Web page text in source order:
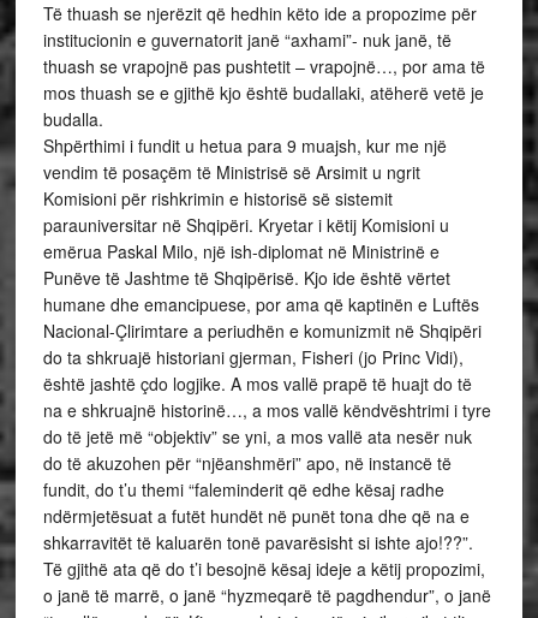
Të thuash se njerëzit që hedhin këto ide a propozime për
institucionin e guvernatorit janë “axhami”- nuk janë, të
thuash se vrapojnë pas pushtetit – vrapojnë…, por ama të
mos thuash se e gjithë kjo është budallaki, atëherë vetë je
budalla.
Shpërthimi i fundit u hetua para 9 muajsh, kur me një
vendim të posaçëm të Ministrisë së Arsimit u ngrit
Komisioni për rishkrimin e historisë së sistemit
parauniversitar në Shqipëri. Kryetar i këtij Komisioni u
emërua Paskal Milo, një ish-diplomat në Ministrinë e
Punëve të Jashtme të Shqipërisë. Kjo ide është vërtet
humane dhe emancipuese, por ama që kaptinën e Luftës
Nacional-Çlirimtare a periudhën e komunizmit në Shqipëri
do ta shkruajë historiani gjerman, Fisheri (jo Princ Vidi),
është jashtë çdo logjike. A mos vallë prapë të huajt do të
na e shkruajnë historinë…, a mos vallë këndvështrimi i tyre
do të jetë më “objektiv” se yni, a mos vallë ata nesër nuk
do të akuzohen për “njëanshmëri” apo, në instancë të
fundit, do t’u themi “faleminderit që edhe kësaj radhe
ndërmjetësuat a futët hundët në punët tona dhe që na e
shkarravitët të kaluarën tonë pavarësisht si ishte ajo!??”.
Të gjithë ata që do t’i besojnë kësaj ideje a këtij propozimi,
o janë të marrë, o janë “hyzmeqarë të pagdhendur”, o janë